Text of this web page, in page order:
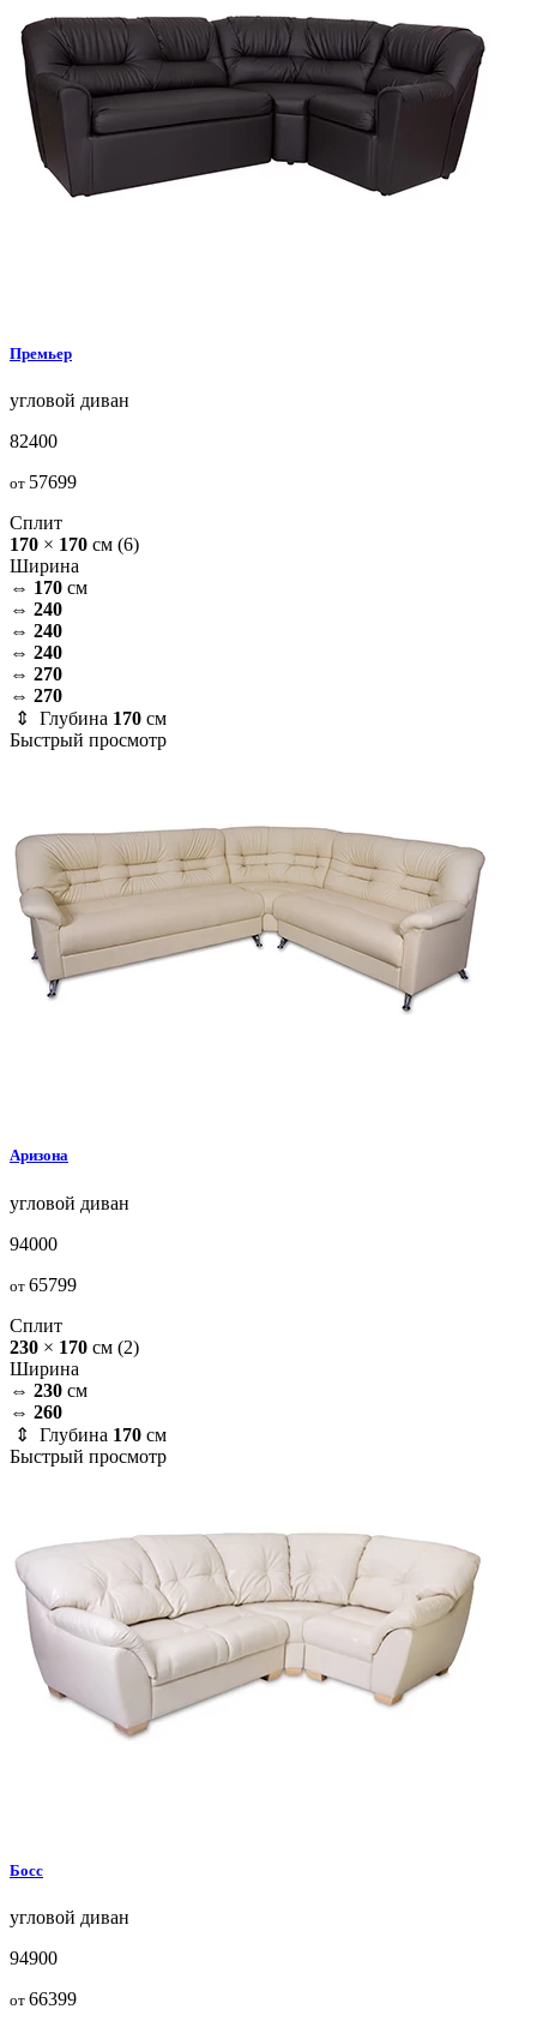
Премьер
угловой диван
82400
от 57699
Сплит
170 × 170 см (6)
Ширина
⇔ 170 см
⇔ 240
⇔ 240
⇔ 240
⇔ 270
⇔ 270
⇕ Глубина 170 см
Быстрый просмотр
Аризона
угловой диван
94000
от 65799
Сплит
230 × 170 см (2)
Ширина
⇔ 230 см
⇔ 260
⇕ Глубина 170 см
Быстрый просмотр
Босс
угловой диван
94900
от 66399